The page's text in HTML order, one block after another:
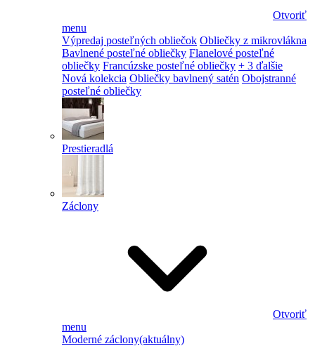
Otvoriť
menu
Výpredaj posteľných obliečok Obliečky z mikrovlákna
Bavlnené posteľné obliečky Flanelové posteľné
obliečky Francúzske posteľné obliečky + 3 ďalšie
Nová kolekcia Obliečky bavlnený satén Obojstranné
posteľné obliečky
Prestieradlá
Záclony
Otvoriť
menu
Moderné záclony(aktuálny)